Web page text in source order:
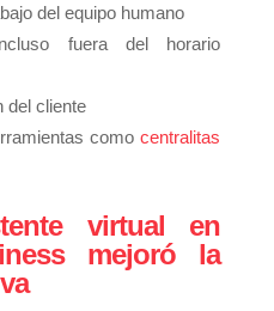
del equipo humano
fuera del horario
del cliente
como centralitas
virtual en
mejoró la